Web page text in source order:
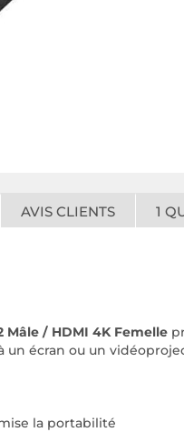
AVIS CLIENTS 1
Mâle / HDMI 4K Femelle
écran ou un
la portabilité